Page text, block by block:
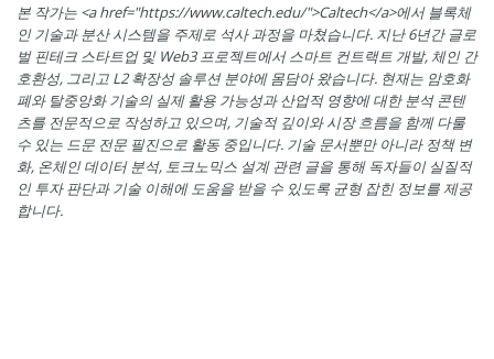
본 작가는 <a href="https://www.caltech.edu/">Caltech</a>에서 블록체
인 기술과 분산 시스템을 주제로 석사 과정을 마쳤습니다. 지난 6년간 글로
벌 핀테크 스타트업 및 Web3 프로젝트에서 스마트 컨트랙트 개발, 체인 간
호환성, 그리고 L2 확장성 솔루션 분야에 몸담아 왔습니다. 현재는 암호화
폐와 탈중앙화 기술의 실제 활용 가능성과 산업적 영향에 대한 분석 콘텐
츠를 전문적으로 작성하고 있으며, 기술적 깊이와 시장 흐름을 함께 다룰
수 있는 드문 전문 필진으로 활동 중입니다. 기술 문서뿐만 아니라 정책 변
화, 온체인 데이터 분석, 토크노믹스 설계 관련 글을 통해 독자들이 실질적
인 투자 판단과 기술 이해에 도움을 받을 수 있도록 균형 잡힌 정보를 제공
합니다.